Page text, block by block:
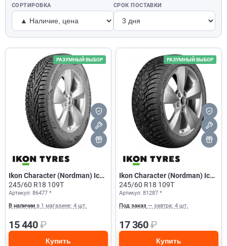
СОРТИРОВКА СРОК ПОСТАВКИ
РАЗУМНЫЙ ВЫБОР
Ikon Character (Nordman) Ice
7 SUV
245/60 R18 109T
Артикул: 86477 *
В наличии в 1 магазине: 4 шт.
15 440₽
Купить
РАЗУМНЫЙ ВЫБОР
Ikon Character (Nordman) Ice
8 SUV
245/60 R18 109T
Артикул: 81287 *
Под заказ — завтра: 4 шт.
17 360₽
Купить